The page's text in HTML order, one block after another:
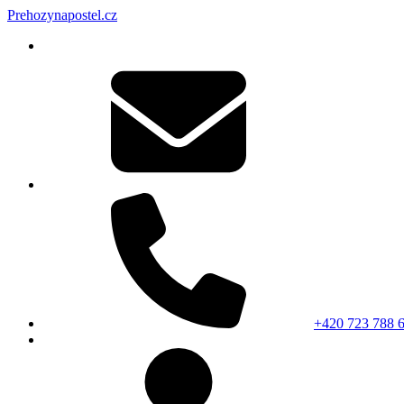
Prehozynapostel.cz
+420 723 788